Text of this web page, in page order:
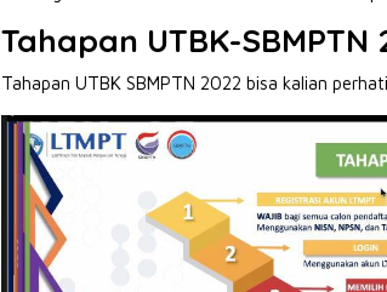
Tahapan UTBK-SBMPTN
Tahapan UTBK SBMPTN 2022 bisa kalian